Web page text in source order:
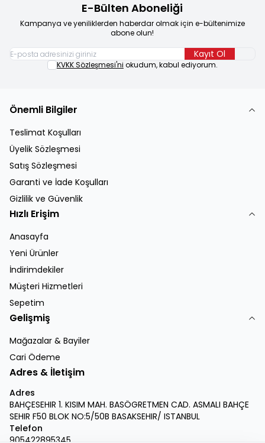
E-Bülten Aboneliği
Kampanya ve yeniliklerden haberdar olmak için e-bültenimize
abone olun!
Kayıt Ol
KVKK Sözleşmesi'ni okudum, kabul ediyorum.
Önemli Bilgiler
Teslimat Koşulları
Üyelik Sözleşmesi
Satış Sözleşmesi
Garanti ve İade Koşulları
Gizlilik ve Güvenlik
Hızlı Erişim
Anasayfa
Yeni Ürünler
İndirimdekiler
Müşteri Hizmetleri
Sepetim
Gelişmiş
Mağazalar & Bayiler
Cari Ödeme
Adres & İletişim
Adres
BAHÇESEHIR 1. KISIM MAH. BASÖGRETMEN CAD. ASMALI BAHÇE
SEHIR F50 BLOK NO:5/50B BASAKSEHIR/ ISTANBUL
Telefon
905422895345